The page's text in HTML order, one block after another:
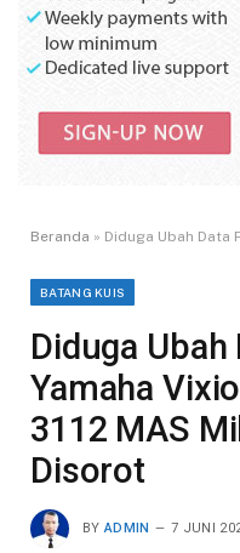
Beranda » Diduga Ubah Data Pajak, Motor
BATANG KUIS
Diduga
Yamaha
3112 MAS
Disorot
BY ADMIN 7 JUNI